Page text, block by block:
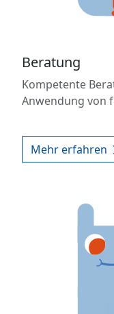
Beratung
Kompetente
Anwendung von
Mehr erfahren